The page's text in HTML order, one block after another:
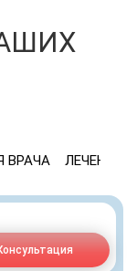
ВРАЧА ЛЕЧЕНИЕ